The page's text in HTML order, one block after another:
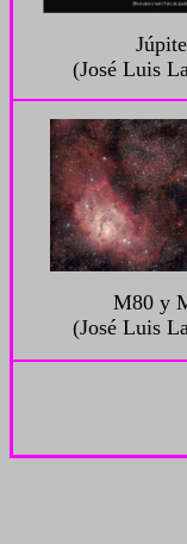
(José Luis
M80 y
(José Luis